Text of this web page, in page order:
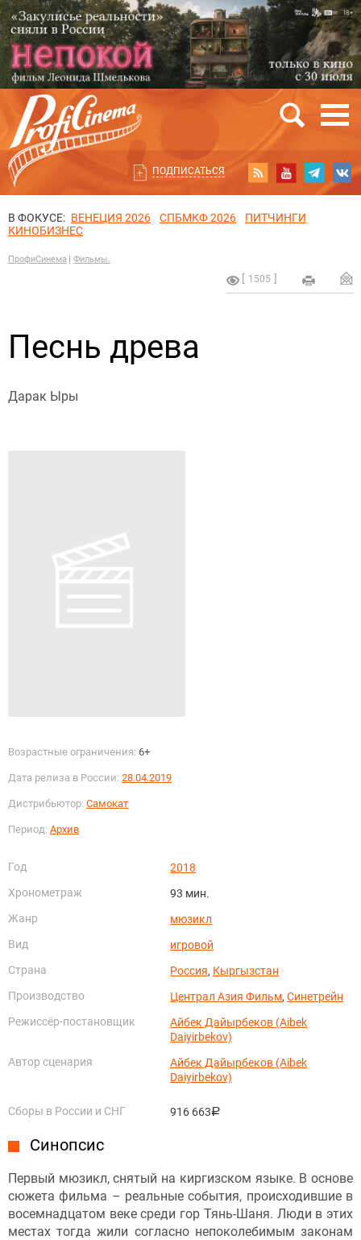
ПОДПИСАТЬСЯ
В ФОКУСЕ: ВЕНЕЦИЯ 2026 СПБМКФ 2026
ПИТЧИНГИ
КИНОБИЗНЕС
ПрофиСинема Фильмы.
1505
Песнь древа
Дарак Ыры
Возрастные ограничения: 6+
Дата релиза в России: 28.04.2019
Дистрибьютор: Самокат
Период: Архив
Год
2018
Хронометраж
93 мин.
Жанр
мюзикл
Вид
игровой
Страна
Россия, Кыргызстан
Производство
Централ Азия Фильм,Синетрейн
Режиссёр-постановщик
Айбек Дайырбеков (Aibek
Daiyirbekov)
Автор сценария
Айбек Дайырбеков (Aibek
Daiyirbekov)
Сборы в России и СНГ 916 663руб.
Синопсис
Первый мюзикл, снятый на киргизском языке. В основе
сюжета фильма – реальные события, происходившие в
восемнадцатом веке среди гор Тянь-Шаня. Люди в этих
местах тогда жили согласно непоколебимым законам